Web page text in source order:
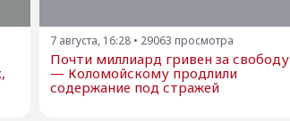
7 августа, 16:28 • 29063 просмотра
Почти миллиард гривен за свободу
— Коломойскому продлили
содержание под стражей